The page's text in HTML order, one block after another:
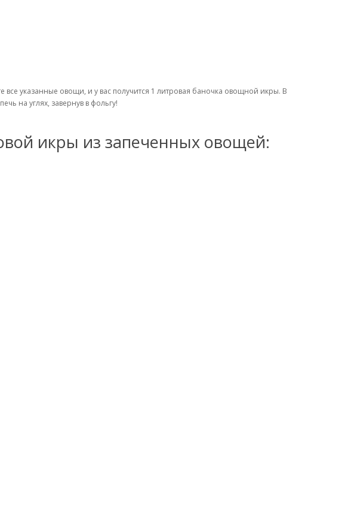
все указанные овощи, и у вас получится 1 литровая баночка овощной икры. В
на углях, завернув в фольгу!
икры из запеченных овощей: